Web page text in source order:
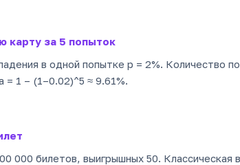
карту за 5 попыток
в одной попытке p = 2%. Количество
= 1 – (1–0.02)^5 ≈ 9.61%.
000 билетов, выигрышных 50. Классическая